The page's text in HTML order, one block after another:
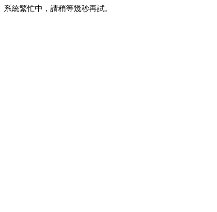
系統繁忙中，請稍等幾秒再試。